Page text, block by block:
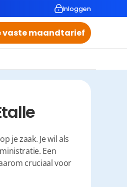
Inloggen
vaste maandtarief
je zaak. Je wil als
Een
cruciaal voor